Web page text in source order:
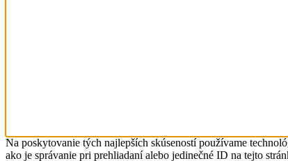
Na poskytovanie tých najlepších skúseností používame
ako je správanie pri prehliadaní alebo jedinečné ID na tejto